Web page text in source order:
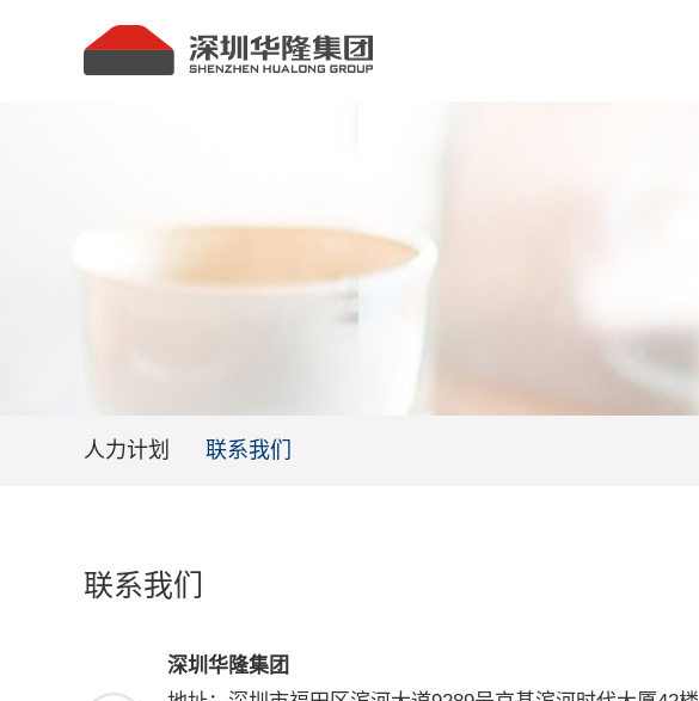
人力计划 联系我们
联系我们
深圳华隆集团